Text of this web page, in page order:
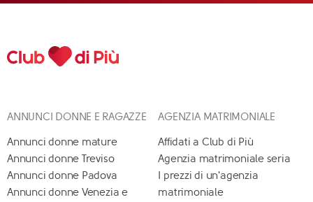
ANNUNCI DONNE E RAGAZZE
Annunci donne mature
Annunci donne Treviso
Annunci donne Padova
Annunci donne Venezia e
AGENZIA MATRIMONIALE
Affidati a Club di Più
Agenzia matrimoniale seria
I prezzi di un'agenzia
matrimoniale